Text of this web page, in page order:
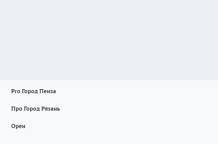
Pro Город Пенза
Про Город Рязань
Орен